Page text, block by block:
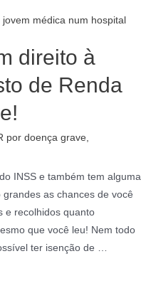
direito à
de Renda
por doença grave,
INSS e também tem alguma
as chances de você
e recolhidos quanto
que você leu! Nem todo
ter isenção de …